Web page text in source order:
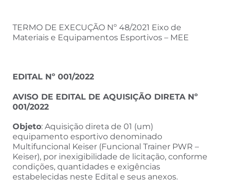
TERMO DE EXECUÇÃO Nº 48/2021 Eixo de
Materiais e Equipamentos Esportivos – MEE
EDITAL Nº 001/2022
AVISO DE EDITAL DE AQUISIÇÃO DIRETA Nº
001/2022
Objeto: Aquisição direta de 01 (um)
equipamento esportivo denominado
Multifuncional Keiser (Funcional Trainer PWR –
Keiser), por inexigibilidade de licitação, conforme
condições, quantidades e exigências
estabelecidas neste Edital e seus anexos.